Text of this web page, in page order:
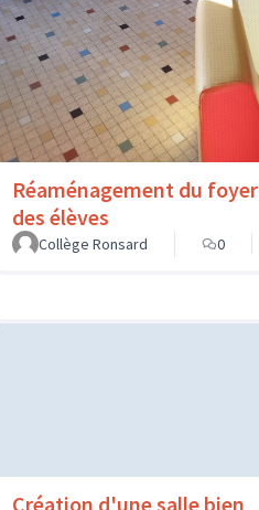
Réaménagement du foyer
des élèves
Collège Ronsard
0
Création d'une salle bien